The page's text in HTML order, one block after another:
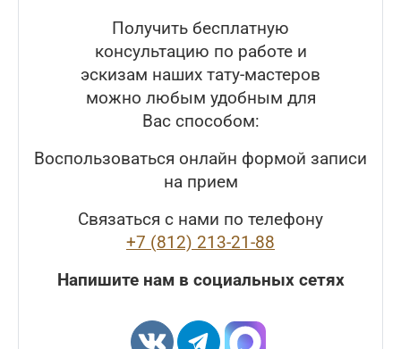
Получить бесплатную
консультацию по работе и
эскизам наших тату-мастеров
можно любым удобным для
Вас способом:
Воспользоваться онлайн формой записи
на прием
Связаться с нами по телефону
+7 (812) 213-21-88
Напишите нам в социальных сетях